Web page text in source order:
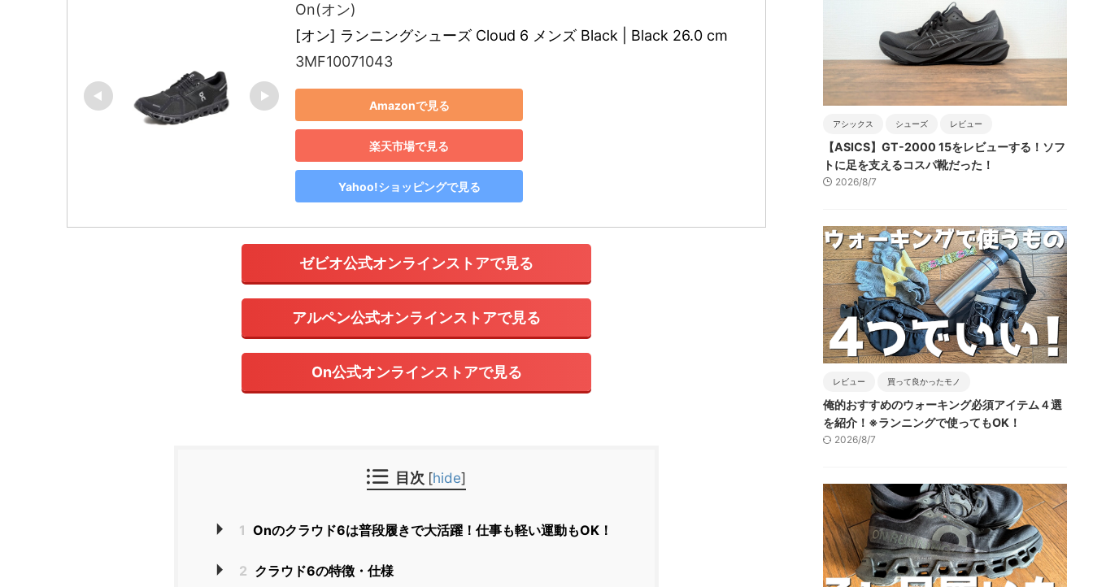
On(オン)
[オン] ランニングシューズ Cloud 6 メンズ Black | Black 26.0 cm
3MF10071043
Amazonで見る
楽天市場で見る
Yahoo!ショッピングで見る
ゼビオ公式オンラインストアで見る
アルペン公式オンラインストアで見る
On公式オンラインストアで見る
目次 [hide]
1 Onのクラウド6は普段履きで大活躍！仕事も軽い運動もOK！
2 クラウド6の特徴・仕様
アシックス シューズ レビュー
【ASICS】GT-2000 15をレビューする！ソフ
トに足を支えるコスパ靴だった！
2026/8/7
レビュー 買って良かったモノ
俺的おすすめのウォーキング必須アイテム４選
を紹介！※ランニングで使ってもOK！
2026/8/7